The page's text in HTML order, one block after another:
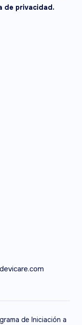
de privacidad.
de Iniciación a